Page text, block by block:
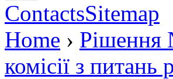
ContactsSitemap
Home › Рішення
комісії з питань